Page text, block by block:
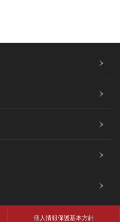
個人情報保護基本方針